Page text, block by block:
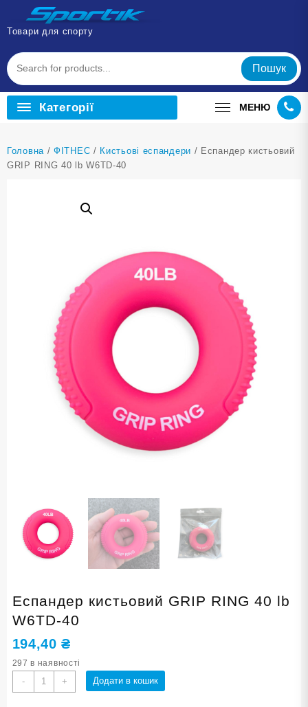
Перейти
вмісту
Товари для спорту
Пошук
Категорії МЕНЮ
Головна /ФІТНЕС / Кистьові еспандери / Еспандер кистьовий
GRIP RING 40 lb W6TD-40
Еспандер кистьовий GRIP RING 40 lb
W6TD-40
194,40₴
297 в наявності
-
Еспандер
кистьовий
+ Додати в кошик